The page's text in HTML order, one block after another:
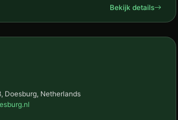
Bekijk details
Doesburg, Netherlands